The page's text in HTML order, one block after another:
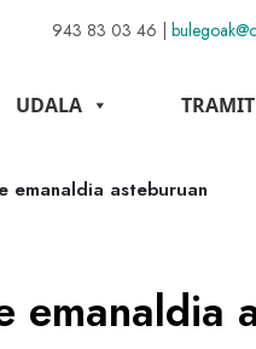
943 83 03 46 |
UDALA
emanaldia asteburuan
emanaldia